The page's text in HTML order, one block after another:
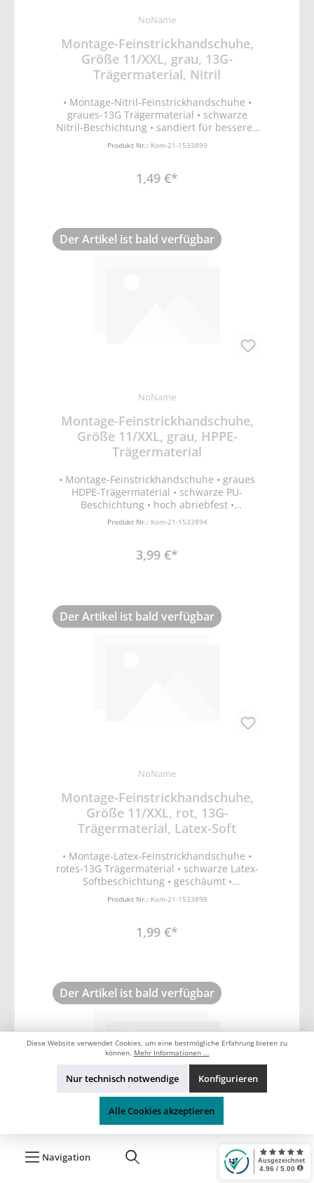
Navigation
NoName
Montage-Feinstrickhandschuhe,
Größe 11/XXL, grau, 13G-
Trägermaterial, Nitril
• Montage-Nitril-Feinstrickhandschuhe •
graues-13G Trägermaterial • schwarze
Nitril-Beschichtung • sandiert für besseren
Grip und feines Tastgefühl • ergonomische
Passform • EN388 Schutz vor mechanischen
Durchstichfestigkeit)
Produkt Nr.: Kom-21-1533899
1,49 €*
Der Artikel ist bald verfügbar
NoName
Montage-Feinstrickhandschuhe,
Größe 11/XXL, grau, HPPE-
Trägermaterial
• Montage-Feinstrickhandschuhe • graues
HDPE-Trägermaterial • schwarze PU-
Beschichtung • hoch abriebfest •
ergonomische Passform • maximale
(Abrieb-, Schnitt, Reiß- und
Produkt Nr.: Kom-21-1533894
3,99 €*
Der Artikel ist bald verfügbar
NoName
Montage-Feinstrickhandschuhe,
Größe 11/XXL, rot, 13G-
Trägermaterial, Latex-Soft
• Montage-Latex-Feinstrickhandschuhe •
rotes-13G Trägermaterial • schwarze Latex-
Softbeschichtung • geschäumt •
schrumpfgeraut • ergonomische Passform •
EN388 Schutz vor mechanischen Risiken
Durchstichfestigkeit)
Produkt Nr.: Kom-21-1533898
1,99 €*
Der Artikel ist bald verfügbar
Montage-Feinstrickhandschuhe,
Diese Website verwendet Cookies, um eine bestmögliche Erfahrung bieten zu
können. Mehr Informationen ...
Nur technisch notwendige Konfigurieren
Alle Cookies akzeptieren